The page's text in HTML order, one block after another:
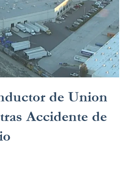
de Union
Accidente de